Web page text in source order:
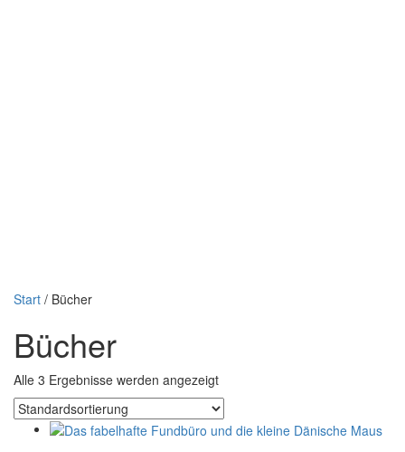
Navigation
Navigation
Start / Bücher
Bücher
Alle 3 Ergebnisse werden angezeigt